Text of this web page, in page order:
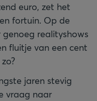
euro, zet het
fortuin. Op de
genoeg realityshows
fluitje van een cent
jaren stevig
vraag naar